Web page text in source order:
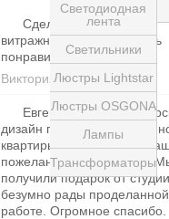
Для гостиной
В зданиях
Светодиодная
лента
Светильники
Люстры Lightstar
Люстры OSGONA
Лампы
Трансформаторы
Сделали в квартире
витражные потолки. Очень
понравилось.
Виктория, Москва.
Евгения сделала
дизайн проект для нашей
квартиры в Химках. Все
пожелания были учтены.
получили подарок от
безумно рады проделанной
работе. Огромное спасибо.